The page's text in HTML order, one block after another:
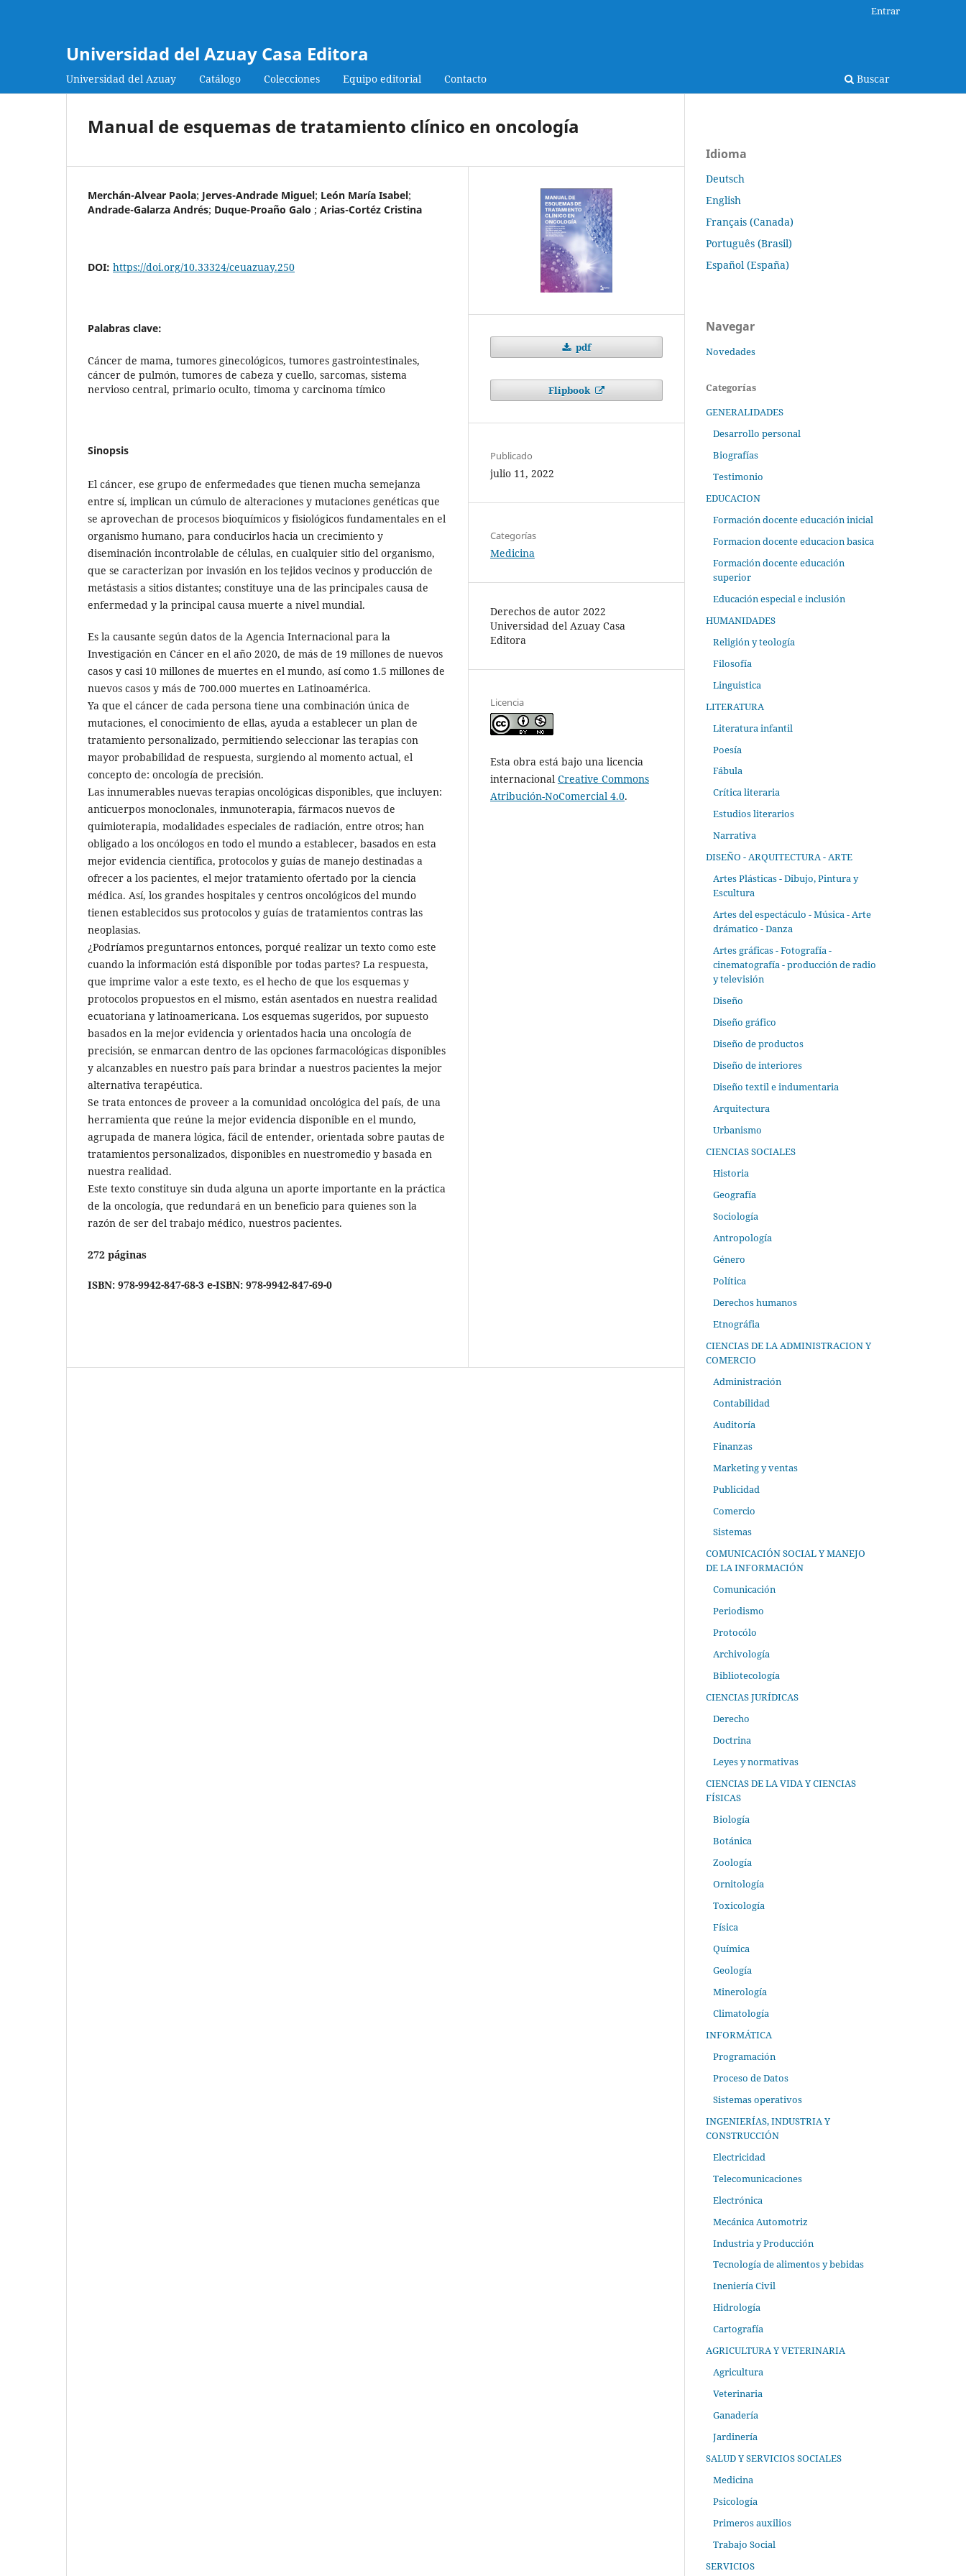
Universidad del Azuay Casa Editora
Universidad del Azuay Catálogo Colecciones Equipo editorial Contacto Buscar
Entrar
Manual de esquemas de tratamiento clínico en oncología
Merchán-Alvear Paola; Jerves-Andrade Miguel; León María Isabel;
Andrade-Galarza Andrés; Duque-Proaño Galo ; Arias-Cortéz Cristina
DOI: https://doi.org/10.33324/ceuazuay.250
Palabras clave:
Cáncer de mama, tumores ginecológicos, tumores gastrointestinales,
cáncer de pulmón, tumores de cabeza y cuello, sarcomas, sistema
nervioso central, primario oculto, timoma y carcinoma tímico
Sinopsis
El cáncer, ese grupo de enfermedades que tienen mucha semejanza
entre sí, implican un cúmulo de alteraciones y mutaciones genéticas que
se aprovechan de procesos bioquímicos y fisiológicos fundamentales en el
organismo humano, para conducirlos hacia un crecimiento y
diseminación incontrolable de células, en cualquier sitio del organismo,
que se caracterizan por invasión en los tejidos vecinos y producción de
metástasis a sitios distantes; constituye una de las principales causa de
enfermedad y la principal causa muerte a nivel mundial.
Es la causante según datos de la Agencia Internacional para la
Investigación en Cáncer en el año 2020, de más de 19 millones de nuevos
casos y casi 10 millones de muertes en el mundo, así como 1.5 millones de
nuevos casos y más de 700.000 muertes en Latinoamérica.
Ya que el cáncer de cada persona tiene una combinación única de
mutaciones, el conocimiento de ellas, ayuda a establecer un plan de
tratamiento personalizado, permitiendo seleccionar las terapias con
mayor probabilidad de respuesta, surgiendo al momento actual, el
concepto de: oncología de precisión.
Las innumerables nuevas terapias oncológicas disponibles, que incluyen:
anticuerpos monoclonales, inmunoterapia, fármacos nuevos de
quimioterapia, modalidades especiales de radiación, entre otros; han
obligado a los oncólogos en todo el mundo a establecer, basados en esta
mejor evidencia científica, protocolos y guías de manejo destinadas a
ofrecer a los pacientes, el mejor tratamiento ofertado por la ciencia
médica. Así, los grandes hospitales y centros oncológicos del mundo
tienen establecidos sus protocolos y guías de tratamientos contras las
neoplasias.
¿Podríamos preguntarnos entonces, porqué realizar un texto como este
cuando la información está disponible por todas partes? La respuesta,
que imprime valor a este texto, es el hecho de que los esquemas y
protocolos propuestos en el mismo, están asentados en nuestra realidad
ecuatoriana y latinoamericana. Los esquemas sugeridos, por supuesto
basados en la mejor evidencia y orientados hacia una oncología de
precisión, se enmarcan dentro de las opciones farmacológicas disponibles
y alcanzables en nuestro país para brindar a nuestros pacientes la mejor
alternativa terapéutica.
Se trata entonces de proveer a la comunidad oncológica del país, de una
herramienta que reúne la mejor evidencia disponible en el mundo,
agrupada de manera lógica, fácil de entender, orientada sobre pautas de
tratamientos personalizados, disponibles en nuestromedio y basada en
nuestra realidad.
Este texto constituye sin duda alguna un aporte importante en la práctica
de la oncología, que redundará en un beneficio para quienes son la
razón de ser del trabajo médico, nuestros pacientes.
272 páginas
ISBN: 978-9942-847-68-3 e-ISBN: 978-9942-847-69-0
pdf
Flipbook
Publicado
julio 11, 2022
Categorías
Medicina
Derechos de autor 2022
Universidad del Azuay Casa
Editora
Licencia
Esta obra está bajo una licencia
internacional Creative Commons
Atribución-NoComercial 4.0.
Idioma
Deutsch
English
Français (Canada)
Português (Brasil)
Español (España)
Navegar
Novedades
Categorías
GENERALIDADES
Desarrollo personal
Biografías
Testimonio
EDUCACION
Formación docente educación inicial
Formacion docente educacion basica
Formación docente educación
superior
Educación especial e inclusión
HUMANIDADES
Religión y teología
Filosofía
Linguistica
LITERATURA
Literatura infantil
Poesía
Fábula
Crítica literaria
Estudios literarios
Narrativa
DISEÑO - ARQUITECTURA - ARTE
Artes Plásticas - Dibujo, Pintura y
Escultura
Artes del espectáculo - Música - Arte
drámatico - Danza
Artes gráficas - Fotografía -
cinematografía - producción de radio
y televisión
Diseño
Diseño gráfico
Diseño de productos
Diseño de interiores
Diseño textil e indumentaria
Arquitectura
Urbanismo
CIENCIAS SOCIALES
Historia
Geografía
Sociología
Antropología
Género
Política
Derechos humanos
Etnográfia
CIENCIAS DE LA ADMINISTRACION Y
COMERCIO
Administración
Contabilidad
Auditoría
Finanzas
Marketing y ventas
Publicidad
Comercio
Sistemas
COMUNICACIÓN SOCIAL Y MANEJO
DE LA INFORMACIÓN
Comunicación
Periodismo
Protocólo
Archivología
Bibliotecología
CIENCIAS JURÍDICAS
Derecho
Doctrina
Leyes y normativas
CIENCIAS DE LA VIDA Y CIENCIAS
FÍSICAS
Biología
Botánica
Zoología
Ornitología
Toxicología
Física
Química
Geología
Minerología
Climatología
INFORMÁTICA
Programación
Proceso de Datos
Sistemas operativos
INGENIERÍAS, INDUSTRIA Y
CONSTRUCCIÓN
Electricidad
Telecomunicaciones
Electrónica
Mecánica Automotriz
Industria y Producción
Tecnología de alimentos y bebidas
Ineniería Civil
Hidrología
Cartografía
AGRICULTURA Y VETERINARIA
Agricultura
Veterinaria
Ganadería
Jardinería
SALUD Y SERVICIOS SOCIALES
Medicina
Psicología
Primeros auxilios
Trabajo Social
SERVICIOS